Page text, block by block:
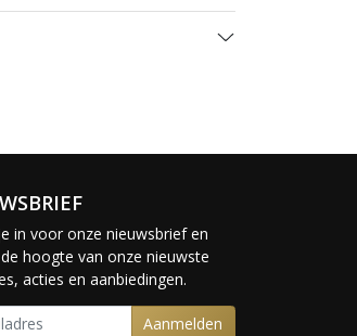
in voor onze nieuwsbrief en
hoogte van onze nieuwste
acties en aanbiedingen.
Aanmelden